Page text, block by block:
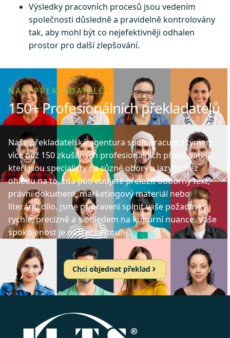
Výsledky pracovních procesů jsou vedením
společnosti důsledně a pravidelně kontrolovány
tak, aby mohl být co nejefektivněji odhalen
prostor pro další zlepšování.
NAŠI PŘEKLADATELÉ
150+ Profesionálních překladatelů
Naše překladatelská agentura spolupracuje s týmem
více než 150 zkušených profesionálních překladatelů,
kteří jsou specialisty na různé obory a jazyky. Bez
ohledu na to, zda potřebujete přeložit odborný text,
právní dokument, marketingový materiál nebo
literární dílo, jsme připraveni splnit vaše požadavky
rychle, precizně a s ohledem na kulturní nuance. Vaše
spokojenost je naší prioritou!
Chci objednat překlad